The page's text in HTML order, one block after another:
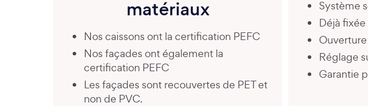
matériaux
Nos caissons ont la certification PEFC
Nos façades ont également la
certification PEFC
Les façades sont recouvertes de PET et
non de PVC.
Système
Déjà fixée
Réglage
Garantie